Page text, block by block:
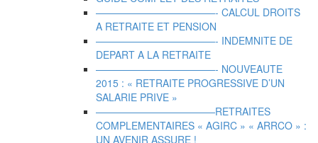
————————————- CALCUL DROITS
A RETRAITE ET PENSION
————————————- INDEMNITE DE
DEPART A LA RETRAITE
————————————- NOUVEAUTE
2015 : « RETRAITE PROGRESSIVE D’UN
SALARIE PRIVE »
————————————RETRAITES
COMPLEMENTAIRES « AGIRC » « ARRCO » :
UN AVENIR ASSURE !